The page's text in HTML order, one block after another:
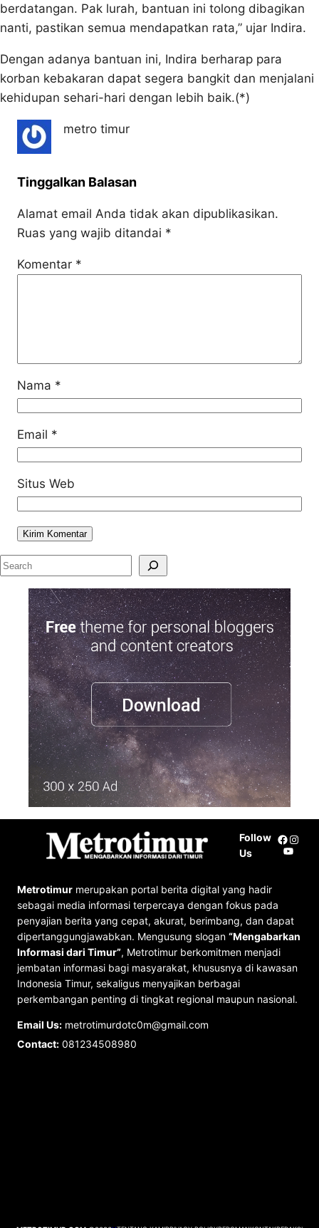
berdatangan. Pak lurah, bantuan ini tolong dibagikan
nanti, pastikan semua mendapatkan rata,” ujar Indira.
Dengan adanya bantuan ini, Indira berharap para
korban kebakaran dapat segera bangkit dan menjalani
kehidupan sehari-hari dengan lebih baik.(*)
metro timur
Tinggalkan Balasan
Alamat email Anda tidak akan dipublikasikan.
Ruas yang wajib ditandai *
Komentar *
Nama *
Email *
Situs Web
S
Follow
Us
Metrotimur merupakan portal berita digital yang hadir
sebagai media informasi terpercaya dengan fokus pada
penyajian berita yang cepat, akurat, berimbang, dan dapat
dipertanggungjawabkan. Mengusung slogan “Mengabarkan
Informasi dari Timur”, Metrotimur berkomitmen menjadi
jembatan informasi bagi masyarakat, khususnya di kawasan
Indonesia Timur, sekaligus menyajikan berbagai
perkembangan penting di tingkat regional maupun nasional.
Email Us: metrotimurdotc0m@gmail.com
Contact: 081234508980